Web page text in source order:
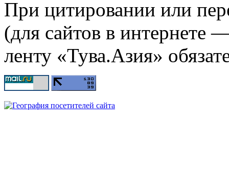
При цитировании или
(для сайтов в интернете
ленту «Тува.Азия»